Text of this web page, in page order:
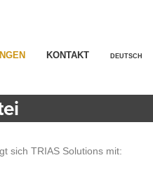
KONTAKT DEUTSCH
sich TRIAS Solutions mit: